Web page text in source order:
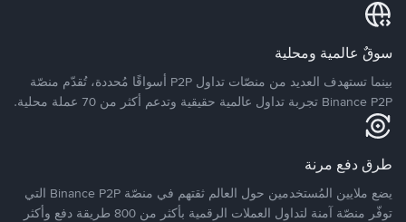
سوقٌ عالمية ومحلية
بينما تستهدف العديد من منصّات تداول P2P أسواقًا مُحددة، تُقدّم منصّة
Binance P2P تجربة تداول عالمية حقيقية وتدعم أكثر من 70 عملة محلية.
طرق دفع مرنة
يضع ملايين المُستخدمين حول العالم ثقتهم في منصّة Binance P2P التي
توفّر منصّة آمنة لتداول العملات الرقمية بأكثر من 800 طريقة دفع وأكثر